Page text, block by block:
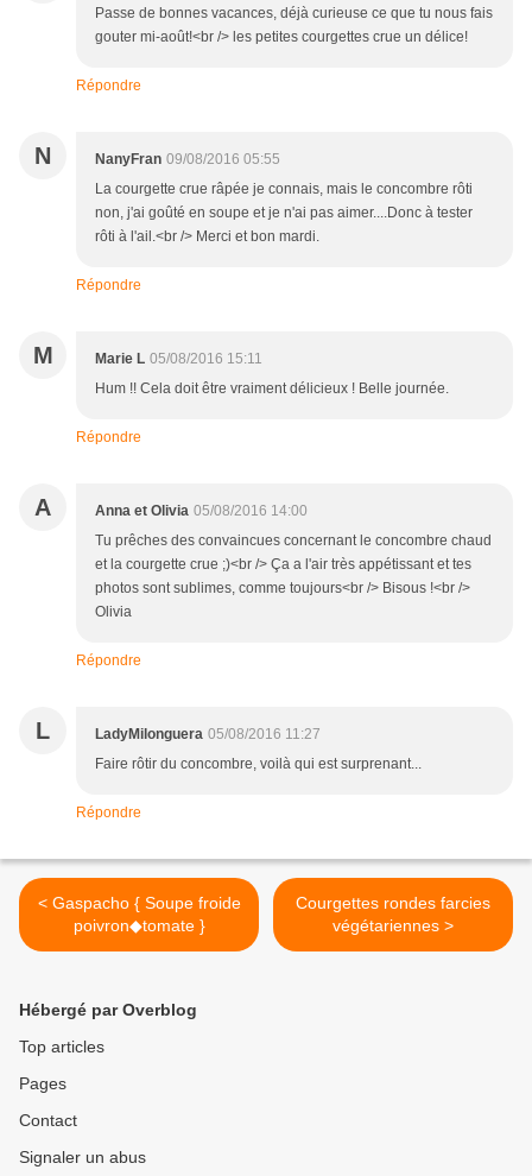
Passe de bonnes vacances, déjà curieuse ce que tu nous fais
gouter mi-août!<br /> les petites courgettes crue un délice!
Répondre
N NanyFran 09/08/2016 05:55
La courgette crue râpée je connais, mais le concombre rôti
non, j'ai goûté en soupe et je n'ai pas aimer....Donc à tester
rôti à l'ail.<br /> Merci et bon mardi.
Répondre
M Marie L 05/08/2016 15:11
Hum !! Cela doit être vraiment délicieux ! Belle journée.
Répondre
A Anna et Olivia 05/08/2016 14:00
Tu prêches des convaincues concernant le concombre chaud
et la courgette crue ;)<br /> Ça a l'air très appétissant et tes
photos sont sublimes, comme toujours<br /> Bisous !<br />
Olivia
Répondre
L LadyMilonguera 05/08/2016 11:27
Faire rôtir du concombre, voilà qui est surprenant...
Répondre
< Gaspacho { Soupe froide
poivron◆tomate }
Courgettes rondes farcies
végétariennes >
Hébergé par Overblog
Top articles
Pages
Contact
Signaler un abus